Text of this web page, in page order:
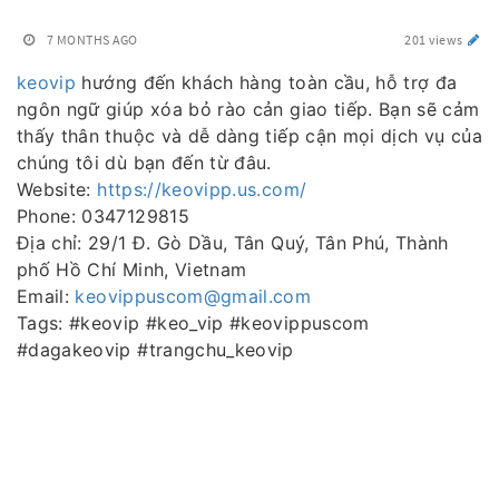
7 MONTHS AGO 201 views
keovip hướng đến khách hàng toàn cầu, hỗ trợ đa
ngôn ngữ giúp xóa bỏ rào cản giao tiếp. Bạn sẽ cảm
thấy thân thuộc và dễ dàng tiếp cận mọi dịch vụ của
chúng tôi dù bạn đến từ đâu.
Website: https://keovipp.us.com/
Phone: 0347129815
Địa chỉ: 29/1 Đ. Gò Dầu, Tân Quý, Tân Phú, Thành
phố Hồ Chí Minh, Vietnam
Email: keovippuscom@gmail.com
Tags: #keovip #keo_vip #keovippuscom
#dagakeovip #trangchu_keovip